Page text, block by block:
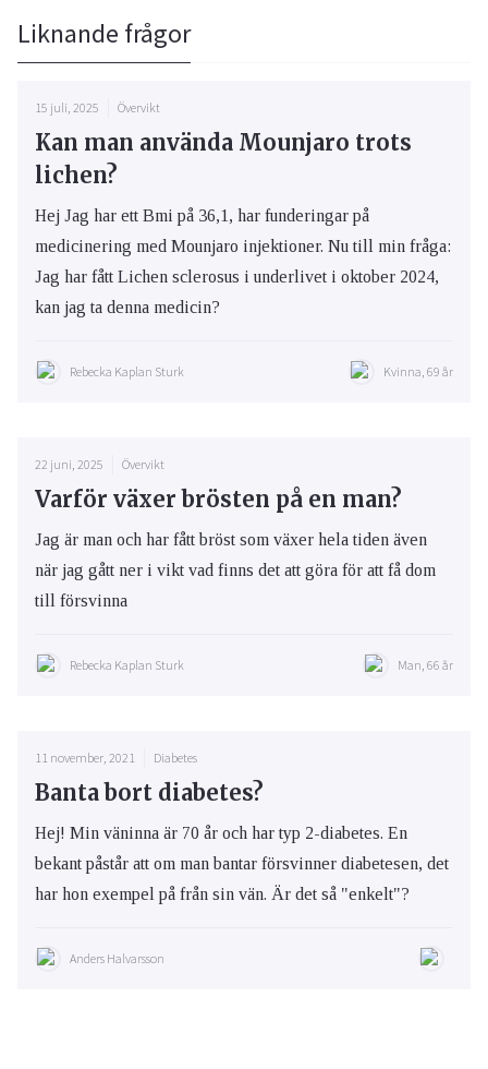
Liknande frågor
15 juli, 2025 Övervikt
Kan man använda Mounjaro trots
lichen?
Hej Jag har ett Bmi på 36,1, har funderingar på
medicinering med Mounjaro injektioner. Nu till min fråga:
Jag har fått Lichen sclerosus i underlivet i oktober 2024,
kan jag ta denna medicin?
Rebecka Kaplan Sturk Kvinna, 69 år
22 juni, 2025 Övervikt
Varför växer brösten på en man?
Jag är man och har fått bröst som växer hela tiden även
när jag gått ner i vikt vad finns det att göra för att få dom
till försvinna
Rebecka Kaplan Sturk Man, 66 år
11 november, 2021 Diabetes
Banta bort diabetes?
Hej! Min väninna är 70 år och har typ 2-diabetes. En
bekant påstår att om man bantar försvinner diabetesen, det
har hon exempel på från sin vän. Är det så "enkelt"?
Anders Halvarsson